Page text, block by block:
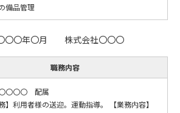
備品管理
〇〇年〇月 株式会社〇〇〇
職務内容
〇〇〇 配属
】利用者様の送迎。運動指導。 【業務内容】